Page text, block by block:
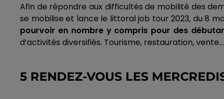
Afin de répondre aux difficultés de mobilité des
se mobilise et lance le littoral job tour 2023, du 8
pourvoir en nombre y compris pour des
d’activités diversifiés. Tourisme, restauration, vente….
5 RENDEZ-VOUS LES